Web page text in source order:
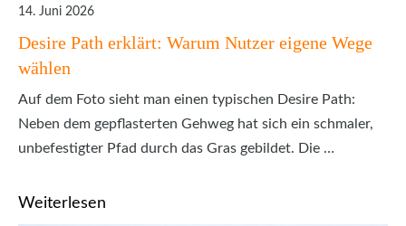
14. Juni 2026
Desire Path erklärt: Warum Nutzer eigene Wege
wählen
Auf dem Foto sieht man einen typischen Desire Path:
Neben dem gepflasterten Gehweg hat sich ein schmaler,
unbefestigter Pfad durch das Gras gebildet. Die …
Weiterlesen